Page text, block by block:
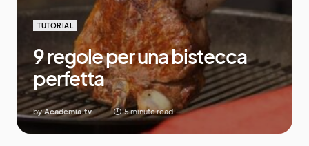
TUTORIAL
9 regole per una bistecca
perfetta
by Academia.tv 5 minute read